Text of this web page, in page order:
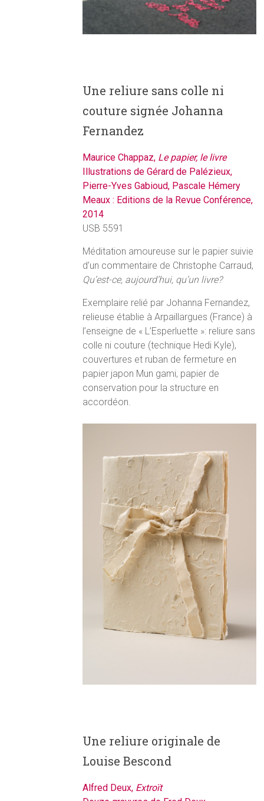
Une reliure sans colle ni
couture signée Johanna
Fernandez
Maurice Chappaz, Le papier, le livre
Illustrations de Gérard de Palézieux,
Pierre-Yves Gabioud, Pascale Hémery
Meaux : Editions de la Revue Conférence,
2014
USB 5591
Méditation amoureuse sur le papier suivie
d’un commentaire de Christophe Carraud,
Qu’est-ce, aujourd’hui, qu’un livre?
Exemplaire relié par Johanna Fernandez,
relieuse établie à Arpaillargues (France) à
l’enseigne de « L’Esperluette »: reliure sans
colle ni couture (technique Hedi Kyle),
couvertures et ruban de fermeture en
papier japon Mun gami, papier de
conservation pour la structure en
accordéon.
Une reliure originale de
Louise Bescond
Alfred Deux, Extroït